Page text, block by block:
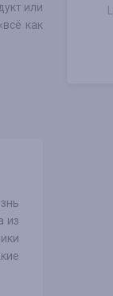
или
как
из